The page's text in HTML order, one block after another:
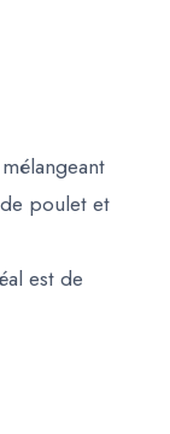
poulet et
est de